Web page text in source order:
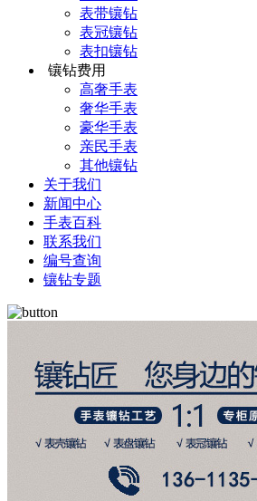
表带镶钻
表冠镶钻
表扣镶钻
镶钻费用
高奢手表
奢华手表
豪华手表
亲民手表
其他镶钻
关于我们
新闻中心
手表百科
联系我们
编号查询
镶钻专题